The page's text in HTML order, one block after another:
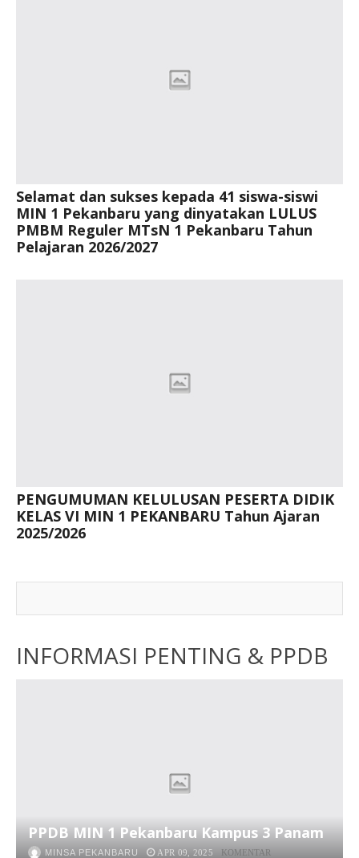
Selamat dan sukses kepada 41 siswa-siswi
MIN 1 Pekanbaru yang dinyatakan LULUS
PMBM Reguler MTsN 1 Pekanbaru Tahun
Pelajaran 2026/2027
PENGUMUMAN KELULUSAN PESERTA DIDIK
KELAS VI MIN 1 PEKANBARU Tahun Ajaran
2025/2026
INFORMASI PENTING & PPDB
PPDB MIN 1 Pekanbaru Kampus 3 Panam
MINSA PEKANBARU APR 09, 2025
KOMENTAR